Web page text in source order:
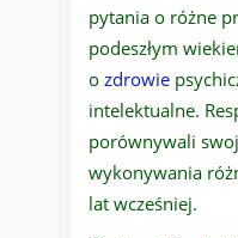
pytania o różne
podeszłym
o zdrowie
intelektualne.
porównywali
wykonywania
lat wcześniej.